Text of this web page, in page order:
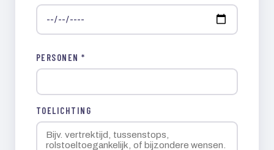
PERSONEN *
TOELICHTING